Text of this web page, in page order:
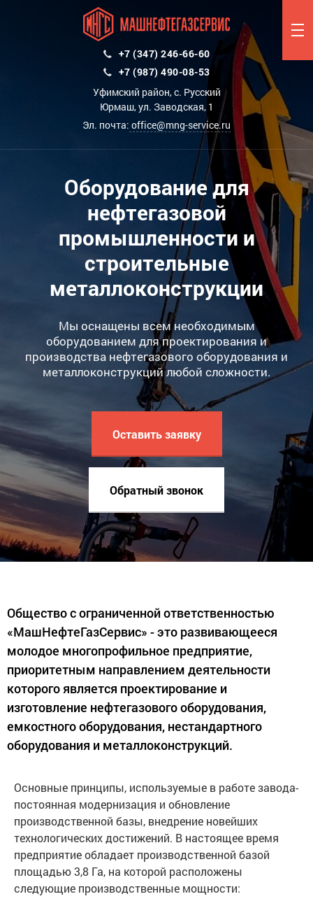
+7 (347) 246-66-60
+7 (987) 490-08-53
Уфимский район, с. Русский
Юрмаш, ул. Заводская, 1
Эл. почта: office@mng-service.ru
Оборудование для
нефтегазовой
промышленности и
строительные
металлоконструкции
Мы оснащены всем необходимым
оборудованием для проектирования и
производства нефтегазового оборудования и
металлоконструкций любой сложности.
Оставить заявку
Обратный звонок
Общество с ограниченной ответственностью
«МашНефтеГазСервис» - это развивающееся
молодое многопрофильное предприятие,
приоритетным направлением деятельности
которого является проектирование и
изготовление нефтегазового оборудования,
емкостного оборудования, нестандартного
оборудования и металлоконструкций.
Основные принципы, используемые в работе завода-
постоянная модернизация и обновление
производственной базы, внедрение новейших
технологических достижений. В настоящее время
предприятие обладает производственной базой
площадью 3,8 Га, на которой расположены
следующие производственные мощности: